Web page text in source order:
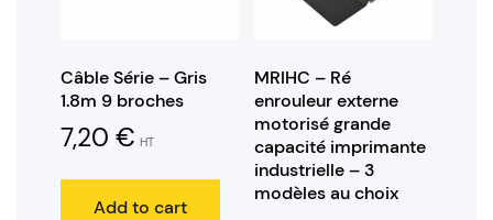
Câble Série – Gris
1.8m 9 broches
7,20 € HT
Add to cart
MRIHC – Ré
enrouleur externe
motorisé grande
capacité imprimante
industrielle – 3
modèles au choix